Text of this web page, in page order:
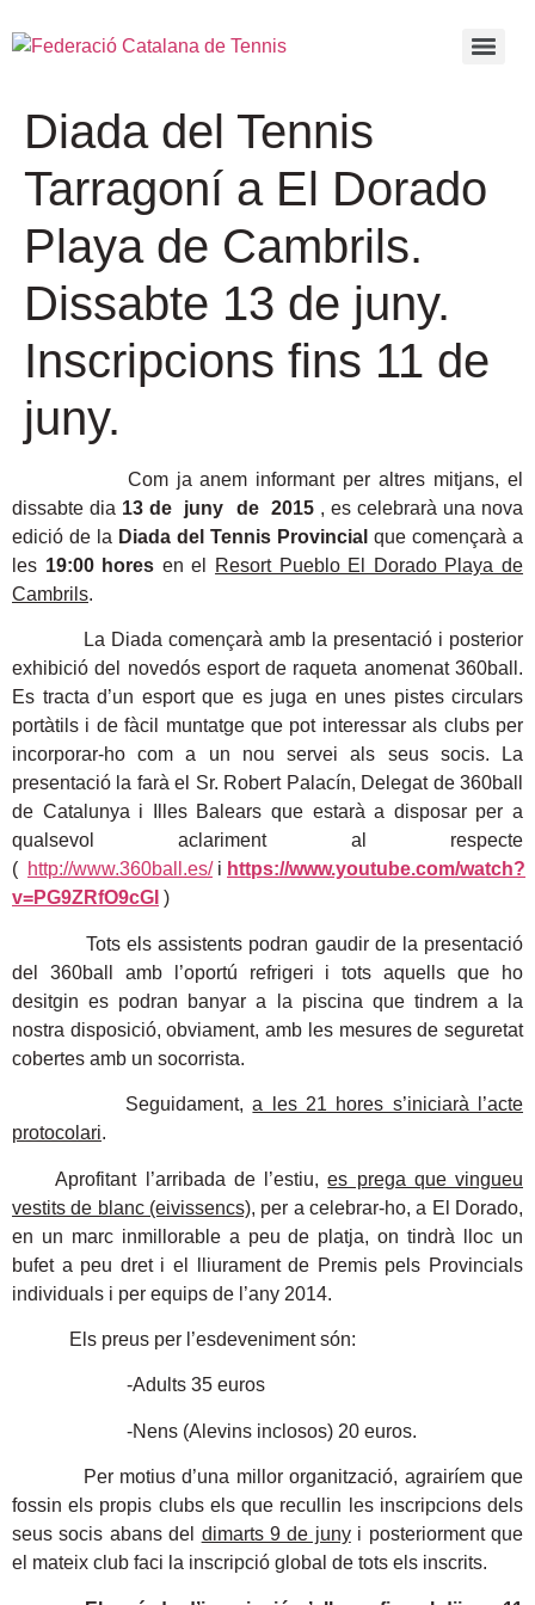
Diada del Tennis
Tarragoní a El Dorado
Playa de Cambrils.
Dissabte 13 de juny.
Inscripcions fins 11 de
juny.
Com ja anem informant per altres mitjans, el
dissabte dia 13 de juny de 2015 , es celebrarà una nova
edició de la Diada del Tennis Provincial que començarà a
les 19:00 hores en el
Resort Pueblo El Dorado Playa de
Cambrils.
La Diada començarà amb la presentació i posterior
exhibició del novedós esport de raqueta anomenat 360ball.
Es tracta d’un esport que es juga en unes pistes circulars
portàtils i de fàcil muntatge que pot interessar als clubs per
incorporar-ho com a un nou servei als seus socis. La
presentació la farà el Sr. Robert Palacín, Delegat de 360ball
de Catalunya i Illes Balears que estarà a disposar per a
qualsevol aclariment al respecte
( http://www.360ball.es/i https://www.youtube.com/watch?
v=PG9ZRfO9cGI )
Tots els assistents podran gaudir de la presentació
del 360ball amb l’oportú refrigeri i tots aquells que ho
desitgin es podran banyar a la piscina que tindrem a la
nostra disposició, obviament, amb les mesures de seguretat
cobertes amb un socorrista.
Seguidament,a les 21 hores s’iniciarà l’acte
protocolari.
Aprofitant l’arribada de l’estiu,es prega que vingueu
vestits de blanc (eivissencs), per a celebrar-ho, a El Dorado,
en un marc inmillorable a peu de platja, on tindrà lloc un
bufet a peu dret i el lliurament de Premis pels Provincials
individuals i per equips de l’any 2014.
Els preus per l’esdeveniment són:
-Adults 35 euros
-Nens (Alevins inclosos) 20 euros.
Per motius d’una millor organització, agrairíem que
fossin els propis clubs els que recullin les inscripcions dels
seus socis abans del dimarts 9 de junyi posteriorment que
el mateix club faci la inscripció global de tots els inscrits.